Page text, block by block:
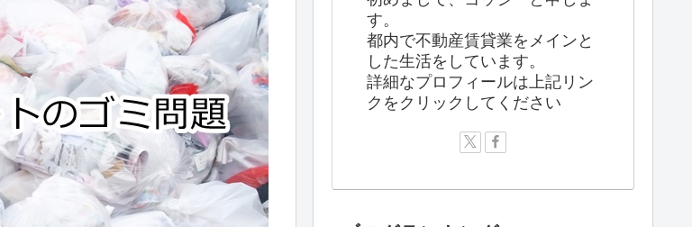
す。
都内で不動産賃貸業をメインと
した生活をしています。
詳細なプロフィールは上記リン
クをクリックしてください